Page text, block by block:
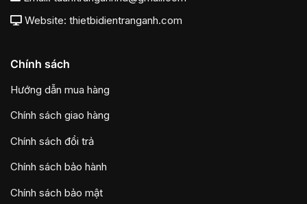
Website: thietbidientranganh.com
Chính sách
Hướng dẫn mua hàng
Chính sách giao hàng
Chính sách đổi trả
Chính sách bảo hành
Chính sách bảo mật